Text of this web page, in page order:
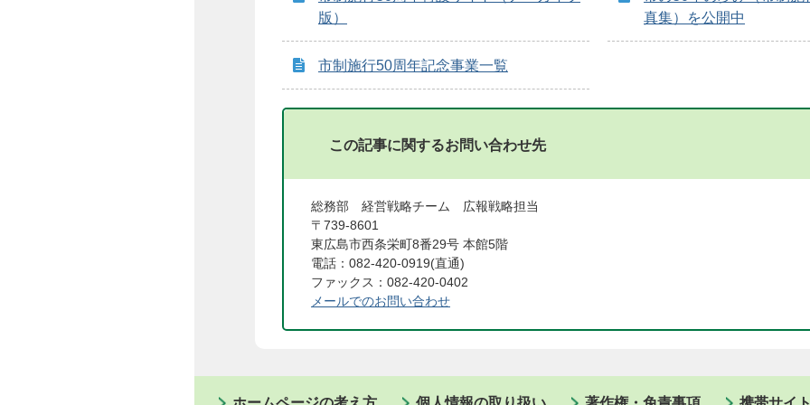
版）
真集）を公開中
市制施行50周年記念事業一覧
この記事に関するお問い合わせ先
総務部 経営戦略チーム 広報戦略担当
〒739-8601
東広島市西条栄町8番29号 本館5階
電話：082-420-0919(直通)
ファックス：082-420-0402
メールでのお問い合わせ